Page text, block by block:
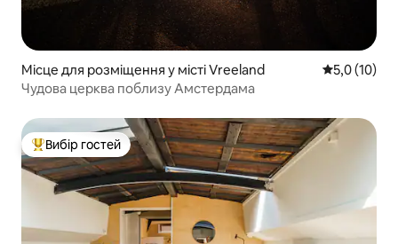
Місце для розміщення у місті Vreeland Середня
5,0 (10)
Чудова церква поблизу Амстердама
Топ вибір гостей
Вибір гостей